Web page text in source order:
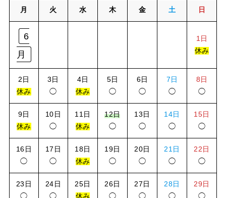
月 火 水 木 金 土 日
6
月
1日
休み
2日
休み
3日
◯
4日
休み
5日
◯
6日
◯
7日
◯
8日
◯
9日
休み
10日
◯
11日
休み
12日
◯
13日
◯
14日
◯
15日
◯
16日
◯
17日
◯
18日
休み
19日
◯
20日
◯
21日
◯
22日
◯
23日
◯
24日
◯
25日
休み
26日
◯
27日
◯
28日
◯
29日
◯